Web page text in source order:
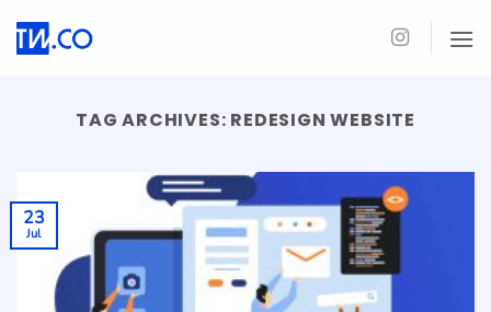
TAG ARCHIVES: REDESIGN WEBSITE
23
Jul